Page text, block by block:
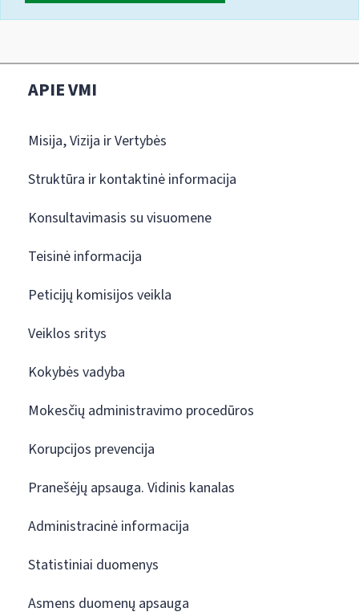
APIE VMI
Misija, Vizija ir Vertybės
Struktūra ir kontaktinė informacija
Konsultavimasis su visuomene
Teisinė informacija
Peticijų komisijos veikla
Veiklos sritys
Kokybės vadyba
Mokesčių administravimo procedūros
Korupcijos prevencija
Pranešėjų apsauga. Vidinis kanalas
Administracinė informacija
Statistiniai duomenys
Asmens duomenų apsauga